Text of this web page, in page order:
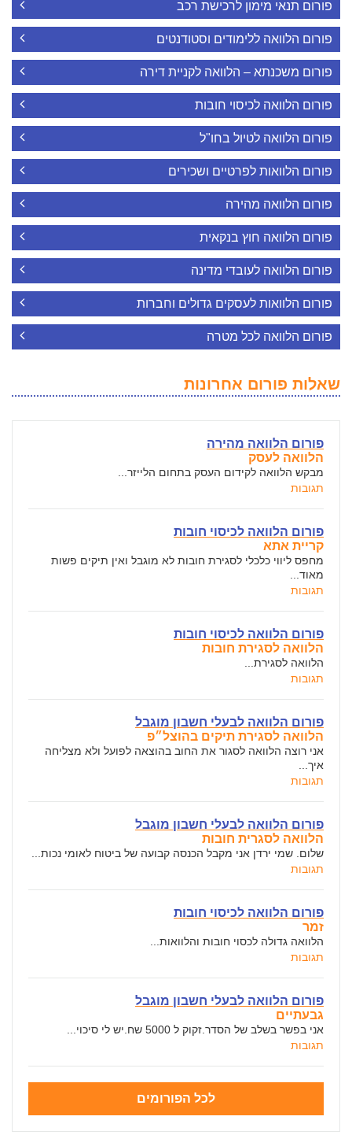
פורום תנאי מימון לרכישת רכב
פורום הלוואה ללימודים וסטודנטים
פורום משכנתא – הלוואה לקניית דירה
פורום הלוואה לכיסוי חובות
פורום הלוואה לטיול בחו"ל
פורום הלוואות לפרטיים ושכירים
פורום הלוואה מהירה
פורום הלוואה חוץ בנקאית
פורום הלוואה לעובדי מדינה
פורום הלוואות לעסקים גדולים וחברות
פורום הלוואה לכל מטרה
שאלות פורום אחרונות
פורום הלוואה מהירה
הלוואה לעסק
מבקש הלוואה לקידום העסק בתחום הלייזר...
תגובות
פורום הלוואה לכיסוי חובות
קריית אתא
מחפס ליווי כלכלי לסגירת חובות לא מוגבל ואין תיקים פשות
מאוד...
תגובות
פורום הלוואה לכיסוי חובות
הלוואה לסגירת חובות
הלוואה לסגירת...
תגובות
פורום הלוואה לבעלי חשבון מוגבל
הלוואה לסגירת תיקים בהוצל״פ
אני רוצה הלוואה לסגור את החוב בהוצאה לפועל ולא מצליחה
איך...
תגובות
פורום הלוואה לבעלי חשבון מוגבל
הלוואה לסגרית חובות
שלום. שמי ירדן אני מקבל הכנסה קבועה של ביטוח לאומי נכות...
תגובות
פורום הלוואה לכיסוי חובות
זמר
הלוואה גדולה לכסוי חובות והלוואות...
תגובות
פורום הלוואה לבעלי חשבון מוגבל
גבעתיים
אני בפשר בשלב של הסדר.זקוק ל 5000 שח.יש לי סיכוי...
תגובות
לכל הפורומים